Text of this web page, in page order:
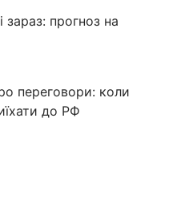
зараз: прогноз на
переговори: коли
до РФ